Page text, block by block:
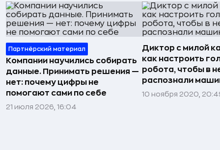
Партнёрский материал
Компании научились собирать
данные. Принимать решения —
нет: почему цифры не
помогают сами по себе
21 июля 2026, 16:04
Диктор с милой
как настроить
робота, чтобы в
распознали
10 ноября 2020,